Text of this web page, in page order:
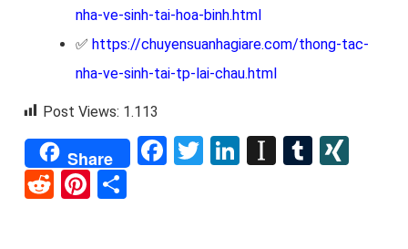
nha-ve-sinh-tai-hoa-binh.html
✅ https://chuyensuanhagiare.com/thong-tac-
nha-ve-sinh-tai-tp-lai-chau.html
Post Views: 1.113
Share Facebook
TwitterLinkedInTumblr
RedditPinterest